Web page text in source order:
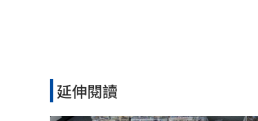
延伸閱讀